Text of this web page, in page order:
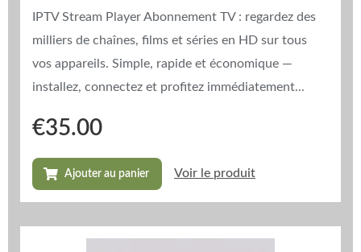
IPTV Stream Player Abonnement TV : regardez des
milliers de chaînes, films et séries en HD sur tous
vos appareils. Simple, rapide et économique —
installez, connectez et profitez immédiatement...
€35.00
Ajouter au panier Voir le produit